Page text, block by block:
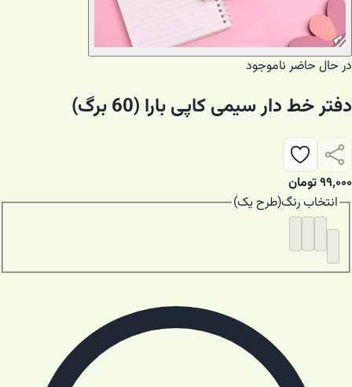
در حال حاضر ناموجود
دفتر خط دار سیمی کاپی بارا (60 برگ)
۹۹٬۰۰۰تومان
انتخابرنگ(طرح یک)